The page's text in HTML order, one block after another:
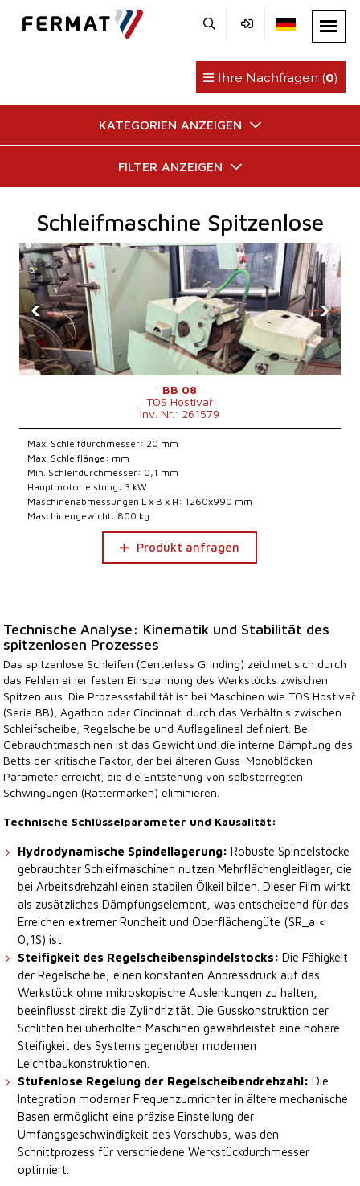
Ihre Nachfragen (0)
KATEGORIEN ANZEIGEN
FILTER ANZEIGEN
Schleifmaschine Spitzenlose
‹ ›
BB 08
TOS Hostivař
Inv. Nr.: 261579
Max. Schleifdurchmesser: 20 mm
Max. Schleiflänge: mm
Min. Schleifdurchmesser: 0,1 mm
Hauptmotorleistung: 3 kW
Maschinenabmessungen L x B x H: 1260x990 mm
Maschinengewicht: 800 kg
Produkt anfragen
Technische Analyse: Kinematik und Stabilität des
spitzenlosen Prozesses
Das spitzenlose Schleifen (Centerless Grinding) zeichnet sich durch
das Fehlen einer festen Einspannung des Werkstücks zwischen
Spitzen aus. Die Prozessstabilität ist bei Maschinen wie TOS Hostivař
(Serie BB), Agathon oder Cincinnati durch das Verhältnis zwischen
Schleifscheibe, Regelscheibe und Auflagelineal definiert. Bei
Gebrauchtmaschinen ist das Gewicht und die interne Dämpfung des
Betts der kritische Faktor, der bei älteren Guss-Monoblöcken
Parameter erreicht, die die Entstehung von selbsterregten
Schwingungen (Rattermarken) eliminieren.
Technische Schlüsselparameter und Kausalität:
Hydrodynamische Spindellagerung: Robuste Spindelstöcke
gebrauchter Schleifmaschinen nutzen Mehrflächengleitlager, die
bei Arbeitsdrehzahl einen stabilen Ölkeil bilden. Dieser Film wirkt
als zusätzliches Dämpfungselement, was entscheidend für das
Erreichen extremer Rundheit und Oberflächengüte ($R_a <
0,1$) ist.
Steifigkeit des Regelscheibenspindelstocks: Die Fähigkeit
der Regelscheibe, einen konstanten Anpressdruck auf das
Werkstück ohne mikroskopische Auslenkungen zu halten,
beeinflusst direkt die Zylindrizität. Die Gusskonstruktion der
Schlitten bei überholten Maschinen gewährleistet eine höhere
Steifigkeit des Systems gegenüber modernen
Leichtbaukonstruktionen.
Stufenlose Regelung der Regelscheibendrehzahl: Die
Integration moderner Frequenzumrichter in ältere mechanische
Basen ermöglicht eine präzise Einstellung der
Umfangsgeschwindigkeit des Vorschubs, was den
Schnittprozess für verschiedene Werkstückdurchmesser
optimiert.